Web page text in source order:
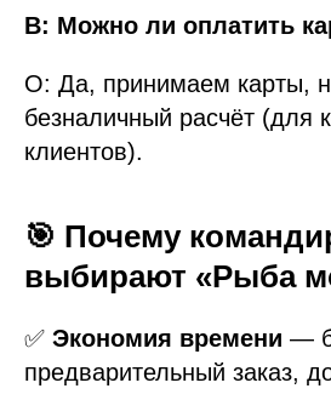
В: Можно ли оплатить
О: Да, принимаем карты,
безналичный расчёт (для
клиентов).
🎯 Почему
выбирают «Рыба
✅ Экономия времени —
предварительный заказ,